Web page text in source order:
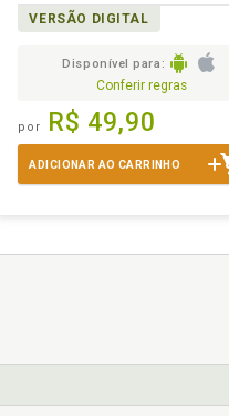
VERSÃO DIGITAL
Disponível para:
Conferir regras
por R$ 49,90
ADICIONAR AO CARRINHO